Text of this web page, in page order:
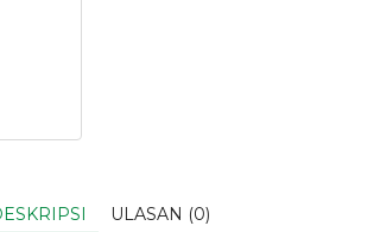
ULASAN (0)